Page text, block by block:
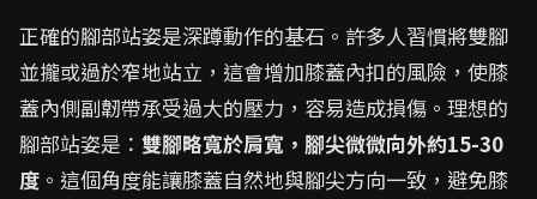
正確的腳部站姿是深蹲動作的基石。許多人習慣將雙腳
並攏或過於窄地站立，這會增加膝蓋內扣的風險，使膝
蓋內側副韌帶承受過大的壓力，容易造成損傷。理想的
腳部站姿是： 雙腳略寬於肩寬，腳尖微微向外約15-30
度 。這個角度能讓膝蓋自然地與腳尖方向一致，避免膝